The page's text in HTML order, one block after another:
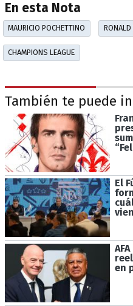
En esta Nota
MAURICIO POCHETTINO RONALD
CHAMPIONS LEAGUE
También te puede
El
en